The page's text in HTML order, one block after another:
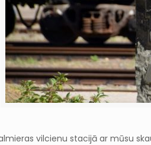
vilcienu stacijā ar mūsu